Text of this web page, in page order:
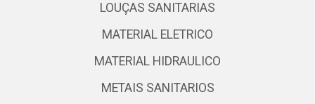
LOUÇAS SANITARIAS
MATERIAL ELETRICO
MATERIAL HIDRAULICO
METAIS SANITARIOS